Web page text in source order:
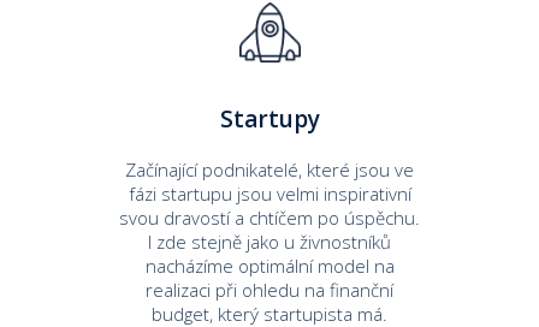
Startupy
Začínající podnikatelé, které jsou ve
fázi startupu jsou velmi inspirativní
svou dravostí a chtíčem po úspěchu.
I zde stejně jako u živnostníků
nacházíme optimální model na
realizaci při ohledu na finanční
budget, který startupista má.